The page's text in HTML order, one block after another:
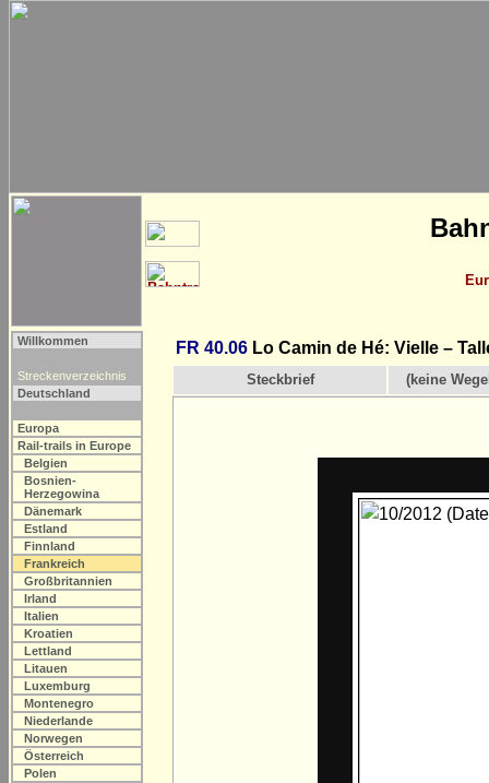
Willkommen
Streckenverzeichnis
Deutschland
Europa
Rail-trails in Europe
Belgien
Bosnien-
Herzegowina
Dänemark
Estland
Finnland
Frankreich
Großbritannien
Irland
Italien
Kroatien
Lettland
Litauen
Luxemburg
Montenegro
Niederlande
Norwegen
Österreich
Polen
FR 40.06 Lo Camin de Hé: Vielle –
Steckbrief (keine